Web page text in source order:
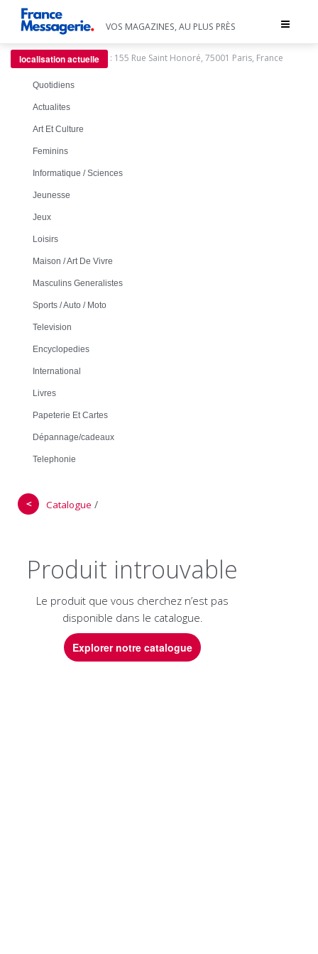
Toggle
VOS MAGAZINES, AU PLUS PRÈS
localisation actuelle : 155 Rue Saint Honoré, 75001 Paris, France
Quotidiens
Actualites
Art Et Culture
Feminins
Informatique / Sciences
Jeunesse
Jeux
Loisirs
Maison / Art De Vivre
Masculins Generalistes
Sports / Auto / Moto
Television
Encyclopedies
International
Livres
Papeterie Et Cartes
Dépannage/cadeaux
Telephonie
＜ Catalogue /
Produit introuvable
Le produit que vous cherchez n’est pas
disponible dans le catalogue.
Explorer notre catalogue